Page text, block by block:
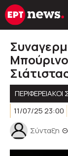
Μετάβαση
σε
11/07/25 23:00
Σύνταξη